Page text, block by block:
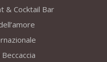
& Cocktail Bar